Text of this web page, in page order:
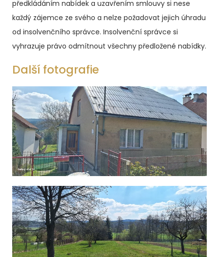
předkládáním nabídek a uzavřením smlouvy si nese
každý zájemce ze svého a nelze požadovat jejich úhradu
od insolvenčního správce. Insolvenční správce si
vyhrazuje právo odmítnout všechny předložené nabídky.
Další fotografie